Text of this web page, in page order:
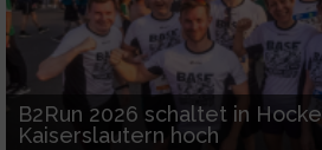
B2Run 2026 schaltet in
Kaiserslautern hoch